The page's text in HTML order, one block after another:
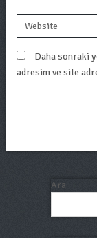
Daha sonraki
adresim ve site
Ara